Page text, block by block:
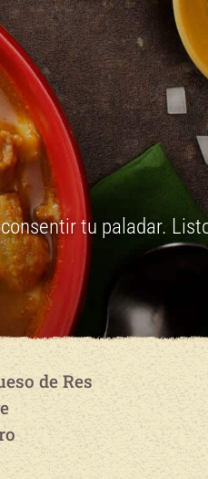
tu paladar.
de Res